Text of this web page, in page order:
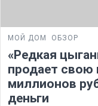
МОЙ ДОМ ОБЗОР
«Редкая
продает свою
миллионов
деньги